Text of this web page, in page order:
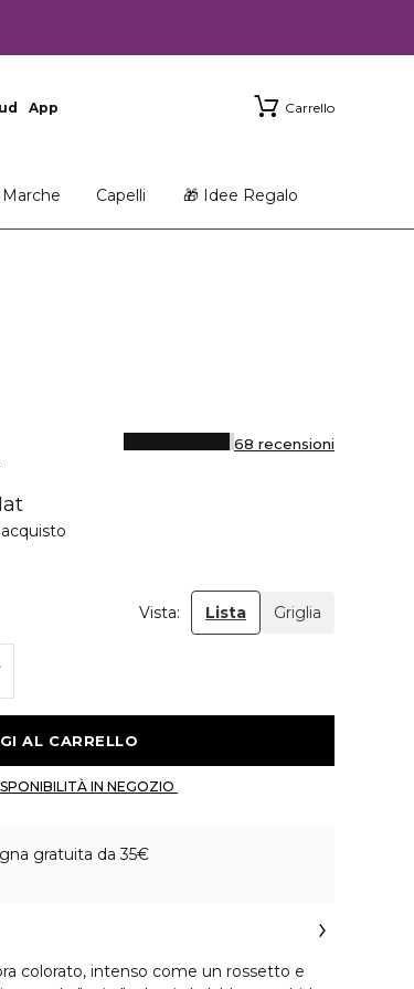
App Carrello
Marche Capelli 🎁 Idee Regalo
68 recensioni
Vista: Lista Griglia
gratuita da 35€
colorato, intenso come un rossetto e